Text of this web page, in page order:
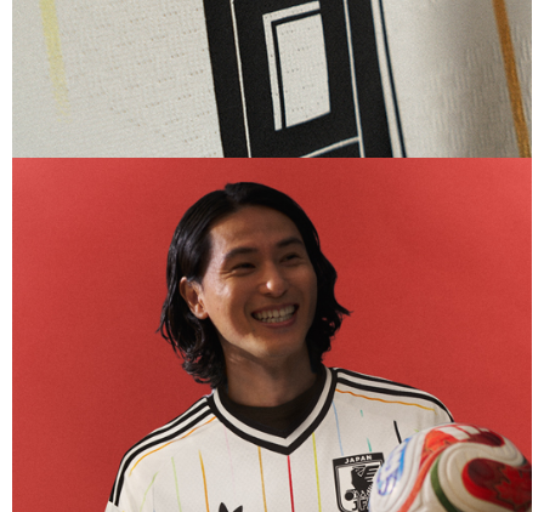
アディダス サッカー日本代表 2026 ホーム オーセンティック
ゴールキーパー ユニフォーム
ご購入はこちら